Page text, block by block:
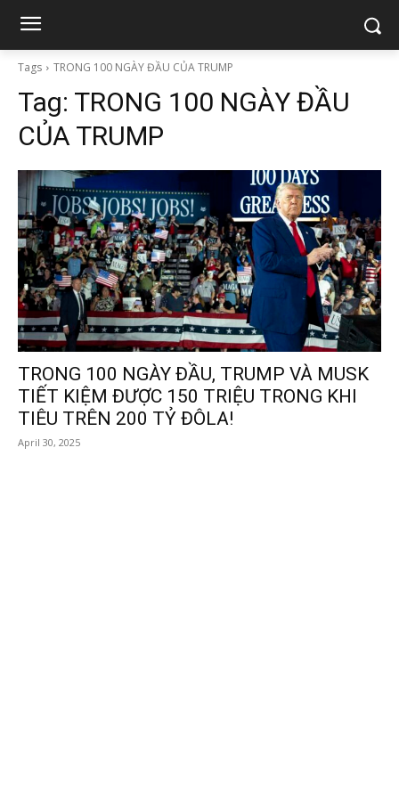
Tags TRONG 100 NGÀY ĐẦU CỦA TRUMP
Tag: TRONG 100 NGÀY ĐẦU
CỦA TRUMP
TRONG 100 NGÀY ĐẦU, TRUMP VÀ MUSK
TIẾT KIỆM ĐƯỢC 150 TRIỆU TRONG KHI
TIÊU TRÊN 200 TỶ ĐÔLA!
April 30, 2025